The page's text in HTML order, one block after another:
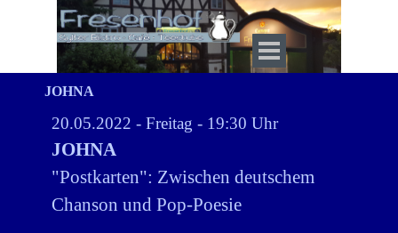
Direkt zum Seiteninhalt
Menü überspringen
JOHNA
20.05.2022 - Freitag - 19:30 Uhr
JOHNA
"Postkarten": Zwischen deutschem
Chanson und Pop-Poesie